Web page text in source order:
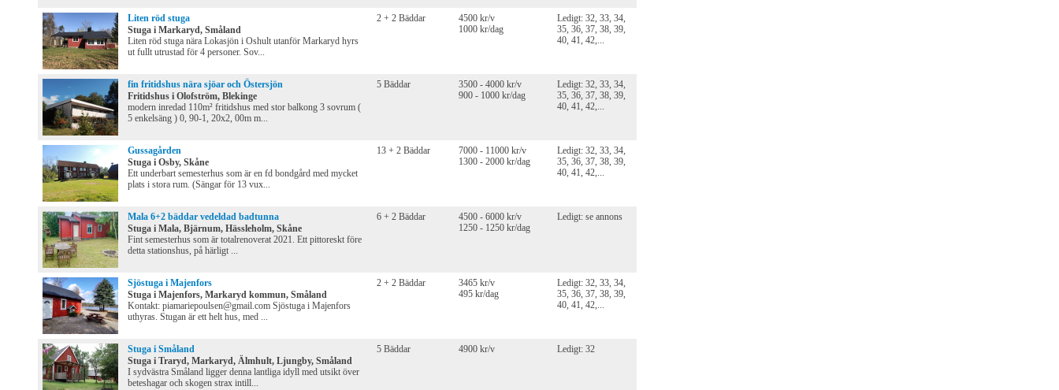
Liten röd stuga
Stuga i Markaryd, Småland
Liten röd stuga nära Lokasjön i Oshult utanför Markaryd hyrs
ut fullt utrustad för 4 personer. Sov...
2 + 2 Bäddar
4500 kr/v
1000 kr/dag
Ledigt: 32, 33, 34,
35, 36, 37, 38, 39,
40, 41, 42,...
fin fritidshus nära sjöar och Östersjön
Fritidshus i Olofström, Blekinge
modern inredad 110m² fritidshus med stor balkong 3 sovrum (
5 enkelsäng ) 0, 90-1, 20x2, 00m m...
5 Bäddar
3500 - 4000 kr/v
900 - 1000 kr/dag
Ledigt: 32, 33, 34,
35, 36, 37, 38, 39,
40, 41, 42,...
Gussagården
Stuga i Osby, Skåne
Ett underbart semesterhus som är en fd bondgård med mycket
plats i stora rum. (Sängar för 13 vux...
13 + 2 Bäddar
7000 - 11000 kr/v
1300 - 2000 kr/dag
Ledigt: 32, 33, 34,
35, 36, 37, 38, 39,
40, 41, 42,...
Mala 6+2 bäddar vedeldad badtunna
Stuga i Mala, Bjärnum, Hässleholm, Skåne
Fint semesterhus som är totalrenoverat 2021. Ett pittoreskt före
detta stationshus, på härligt ...
6 + 2 Bäddar
4500 - 6000 kr/v
1250 - 1250 kr/dag
Ledigt: se annons
Sjöstuga i Majenfors
Stuga i Majenfors, Markaryd kommun, Småland
Kontakt: piamariepoulsen@gmail.com Sjöstuga i Majenfors
uthyras. Stugan är ett helt hus, med ...
2 + 2 Bäddar
3465 kr/v
495 kr/dag
Ledigt: 32, 33, 34,
35, 36, 37, 38, 39,
40, 41, 42,...
Stuga i Småland
Stuga i Traryd, Markaryd, Älmhult, Ljungby, Småland
I sydvästra Småland ligger denna lantliga idyll med utsikt över
beteshagar och skogen strax intill...
5 Bäddar 4900 kr/v Ledigt: 32